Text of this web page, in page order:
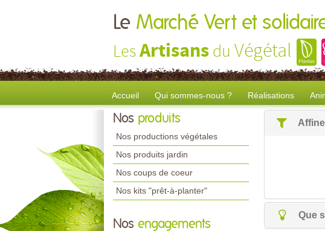
Le Marché Vert et
LesArtisans du Végétal
Accueil Qui sommes-nous ? Réalisations
Nos produits
Nos productions végétales
Nos produits jardin
Nos coups de coeur
Nos kits "prêt-à-planter"
Nos engagements
Que